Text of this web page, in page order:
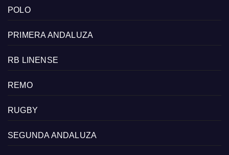
POLO
PRIMERA ANDALUZA
RB LINENSE
REMO
RUGBY
SEGUNDA ANDALUZA